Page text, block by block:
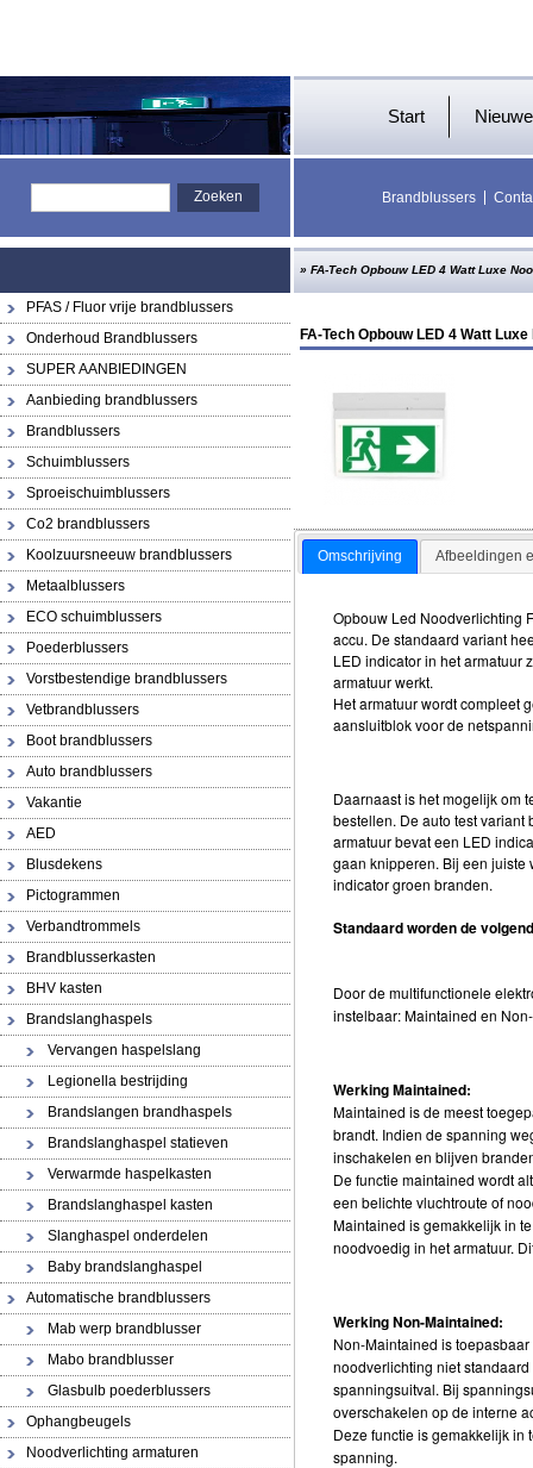
Start
Brandblussers
PFAS / Fluor vrije brandblussers
Onderhoud Brandblussers
SUPER AANBIEDINGEN
Aanbieding brandblussers
Brandblussers
Schuimblussers
Sproeischuimblussers
Co2 brandblussers
Koolzuursneeuw brandblussers
Metaalblussers
ECO schuimblussers
Poederblussers
Vorstbestendige brandblussers
Vetbrandblussers
Boot brandblussers
Auto brandblussers
Vakantie
AED
Blusdekens
Pictogrammen
Verbandtrommels
Brandblusserkasten
BHV kasten
Brandslanghaspels
Vervangen haspelslang
Legionella bestrijding
Brandslangen brandhaspels
Brandslanghaspel statieven
Verwarmde haspelkasten
Brandslanghaspel kasten
Slanghaspel onderdelen
Baby brandslanghaspel
Automatische brandblussers
Mab werp brandblusser
Mabo brandblusser
Glasbulb poederblussers
Ophangbeugels
Noodverlichting armaturen
» FA-Tech Opbouw LED 4 Watt Luxe
FA-Tech Opbouw LED 4 Watt
Omschrijving Afbeeldingen
Opbouw Led Noodverlichting
accu. De standaard variant
LED indicator in het armatuur
armatuur werkt.
Het armatuur wordt compleet
aansluitblok voor de
Daarnaast is het mogelijk om
bestellen. De auto test variant
armatuur bevat een LED
gaan knipperen. Bij een juiste
indicator groen branden.
Standaard worden de
Door de multifunctionele
instelbaar: Maintained en
Werking Maintained:
Maintained is de meest
brandt. Indien de spanning
inschakelen en blijven
Defunctie maintained wordt
een belichte vluchtroute of
Maintained is gemakkelijk in
noodvoedig in het armatuur.
Werking Non-Maintained:
Non-Maintained is
noodverlichting niet
spanningsuitval. Bij
overschakelen op de interne
Deze functie is gemakkelijk
spanning.